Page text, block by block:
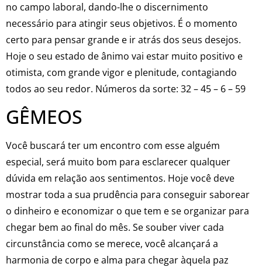
no campo laboral, dando-lhe o discernimento
necessário para atingir seus objetivos. É o momento
certo para pensar grande e ir atrás dos seus desejos.
Hoje o seu estado de ânimo vai estar muito positivo e
otimista, com grande vigor e plenitude, contagiando
todos ao seu redor. Números da sorte: 32 – 45 – 6 – 59
GÊMEOS
Você buscará ter um encontro com esse alguém
especial, será muito bom para esclarecer qualquer
dúvida em relação aos sentimentos. Hoje você deve
mostrar toda a sua prudência para conseguir saborear
o dinheiro e economizar o que tem e se organizar para
chegar bem ao final do mês. Se souber viver cada
circunstância como se merece, você alcançará a
harmonia de corpo e alma para chegar àquela paz